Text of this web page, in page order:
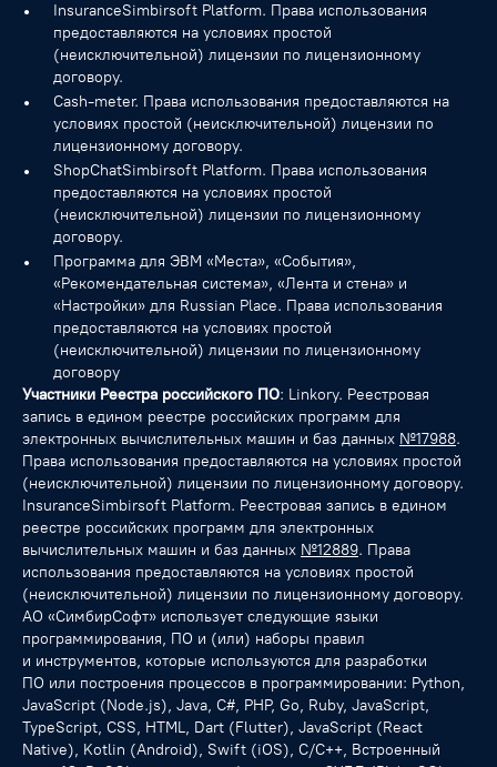
InsuranceSimbirsoft Platform. Права использования
предоставляются на условиях простой
(неисключительной) лицензии по лицензионному
договору.
Cash-meter. Права использования предоставляются на
условиях простой (неисключительной) лицензии по
лицензионному договору.
ShopChatSimbirsoft Platform. Права использования
предоставляются на условиях простой
(неисключительной) лицензии по лицензионному
договору.
Программа для ЭВМ «Места», «События»,
«Рекомендательная система», «Лента и стена» и
«Настройки» для Russian Place. Права использования
предоставляются на условиях простой
(неисключительной) лицензии по лицензионному
договору
Участники Реестра российского ПО: Linkory. Реестровая
запись в едином реестре российских программ для
электронных вычислительных машин и баз данных №17988.
Права использования предоставляются на условиях простой
(неисключительной) лицензии по лицензионному договору.
InsuranceSimbirsoft Platform. Реестровая запись в едином
реестре российских программ для электронных
вычислительных машин и баз данных №12889. Права
использования предоставляются на условиях простой
(неисключительной) лицензии по лицензионному договору.
АО «СимбирСофт» использует следующие языки
программирования, ПО и (или) наборы правил
и инструментов, которые используются для разработки
ПО или построения процессов в программировании: Python,
JavaScript (Node.js), Java, C#, PHP, Go, Ruby, JavaScript,
TypeScript, CSS, HTML, Dart (Flutter), JavaScript (React
Native), Kotlin (Android), Swift (iOS), С/C++, Встроенный